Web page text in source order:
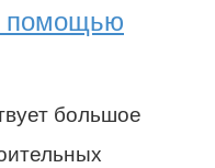
помощью
большое